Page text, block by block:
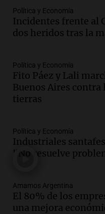
mano es muy
La Argentina, hoy
Episodios
sobre los
Amamos Argentina
Episodios
Audio.
durante la
Informados al
Episodios
tras fuertes
Panorama Federal
Política y Economía
Incidentes frente al
dos heridos tras la
Política y Economía
Fito Páez y Lali
Buenos Aires
tierras
Política y Economía
Industriales
"No resuelve
Amamos Argentina
El 80% de los
una mejora